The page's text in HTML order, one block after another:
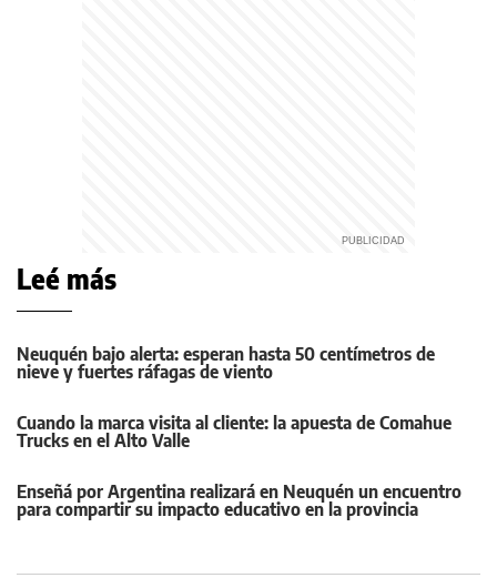
Leé más
Neuquén bajo alerta: esperan hasta 50 centímetros de
nieve y fuertes ráfagas de viento
Cuando la marca visita al cliente: la apuesta de Comahue
Trucks en el Alto Valle
Enseñá por Argentina realizará en Neuquén un encuentro
para compartir su impacto educativo en la provincia